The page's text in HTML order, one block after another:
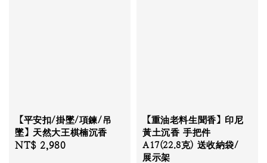
【平安扣/掛墜/項鍊/吊
墜】天然大王棋楠沉香
Regular
NT$ 2,980
【重油老料生聞香】印尼
黃土沉香 手把件
A17(22.8克) 送收納袋/
展示架